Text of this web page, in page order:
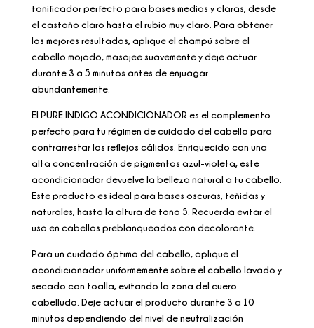
tonificador perfecto para bases medias y claras, desde
el castaño claro hasta el rubio muy claro. Para obtener
los mejores resultados, aplique el champú sobre el
cabello mojado, masajee suavemente y deje actuar
durante 3 a 5 minutos antes de enjuagar
abundantemente.
El PURE INDIGO ACONDICIONADOR es el complemento
perfecto para tu régimen de cuidado del cabello para
contrarrestar los reflejos cálidos. Enriquecido con una
alta concentración de pigmentos azul-violeta, este
acondicionador devuelve la belleza natural a tu cabello.
Este producto es ideal para bases oscuras, teñidas y
naturales, hasta la altura de tono 5. Recuerda evitar el
uso en cabellos preblanqueados con decolorante.
Para un cuidado óptimo del cabello, aplique el
acondicionador uniformemente sobre el cabello lavado y
secado con toalla, evitando la zona del cuero
cabelludo. Deje actuar el producto durante 3 a 10
minutos dependiendo del nivel de neutralización